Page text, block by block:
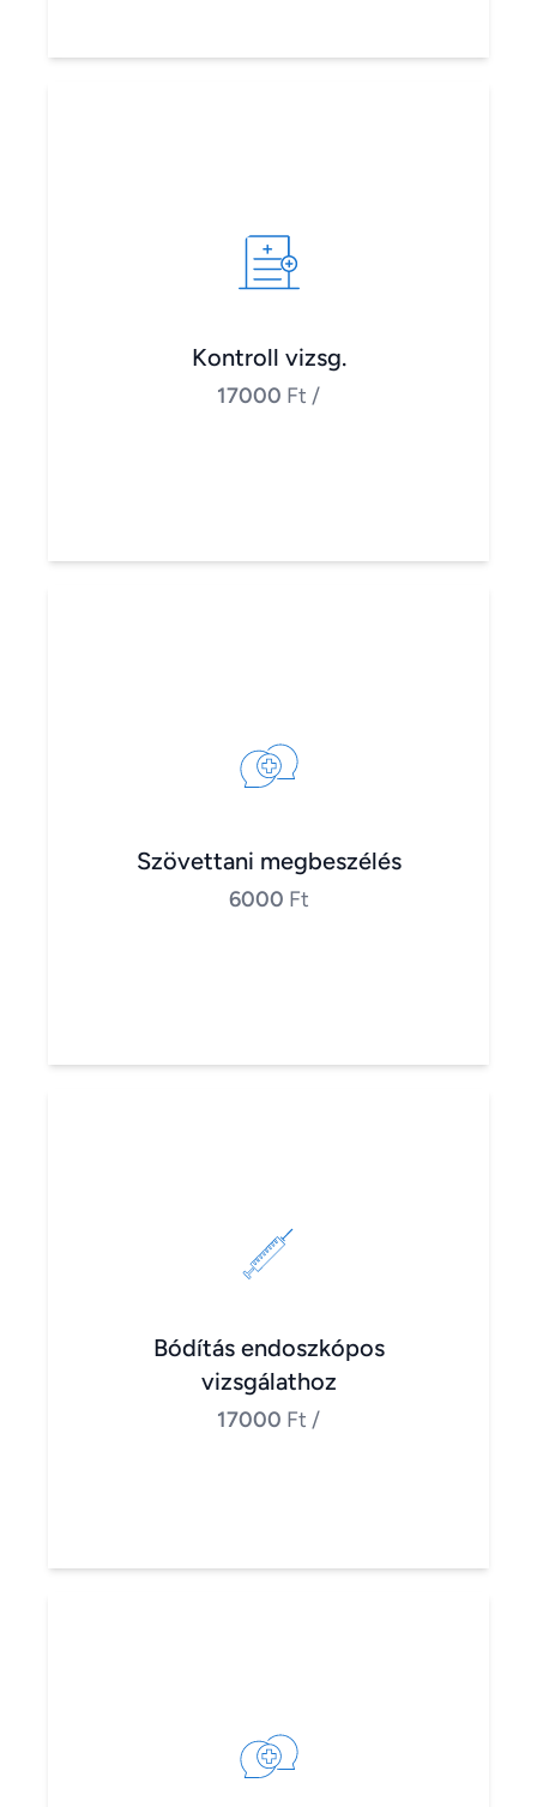
Kontroll vizsg.
17000 Ft /
Szövettani megbeszélés
6000 Ft
Bódítás endoszkópos
vizsgálathoz
17000 Ft /